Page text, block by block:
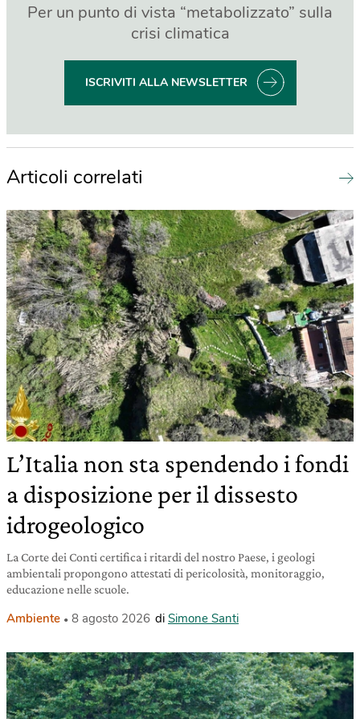
Per un punto di vista “metabolizzato” sulla
crisi climatica
ISCRIVITI ALLA NEWSLETTER
Articoli correlati
L’Italia non sta spendendo i fondi
a disposizione per il dissesto
idrogeologico
La Corte dei Conti certifica i ritardi del nostro Paese, i geologi
ambientali propongono attestati di pericolosità, monitoraggio,
educazione nelle scuole.
Ambiente 8 agosto 2026 di Simone Santi